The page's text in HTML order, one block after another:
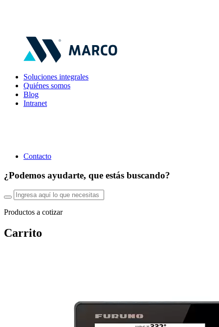
Soluciones integrales
Quiénes somos
Blog
Intranet
Contacto
¿Podemos ayudarte, que estás buscando?
Productos a cotizar
Carrito